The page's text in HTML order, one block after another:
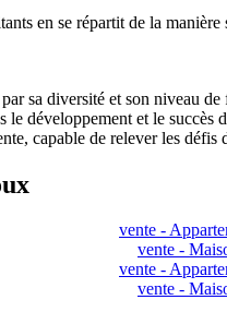
en se répartit de la manière
sa diversité et son niveau
le développement et le
capable de relever les défis
vente -
vente -
vente -
vente -